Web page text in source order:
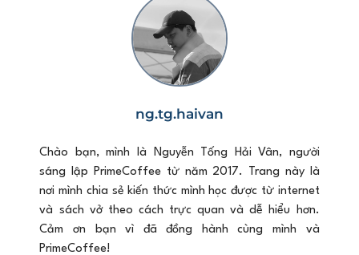
ng.tg.haivan
Chào bạn, mình là Nguyễn Tống Hải Vân, người
sáng lập PrimeCoffee từ năm 2017. Trang này là
nơi mình chia sẻ kiến thức mình học được từ internet
và sách vở theo cách trực quan và dễ hiểu hơn.
Cảm ơn bạn vì đã đồng hành cùng mình và
PrimeCoffee!